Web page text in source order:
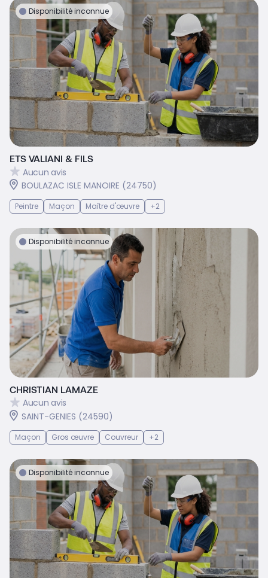
Disponibilité inconnue
ETS VALIANI & FILS
Aucun avis
BOULAZAC ISLE MANOIRE (24750)
Peintre Maçon Maître d'œuvre +2
Disponibilité inconnue
CHRISTIAN LAMAZE
Aucun avis
SAINT-GENIES (24590)
Maçon Gros œuvre Couvreur +2
Disponibilité inconnue